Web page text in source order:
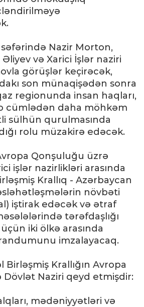
Nazir Morton,
və Xarici İşlər naziri
görüşlər keçirəcək,
son münaqişədən sonra
regionunda insan haqları,
cümlədən daha möhkəm
sülhün qurulmasında
rolu müzakirə edəcək.
Qonşuluğu üzrə
işlər nazirlikləri arasında
Krallıq - Azərbaycan
növbəti
iştirak edəcək və ətraf
tərəfdaşlığı
iki ölkə arasında
imzalayacaq.
Krallığın Avropa
Naziri qeyd etmişdir:
mədəniyyətləri və